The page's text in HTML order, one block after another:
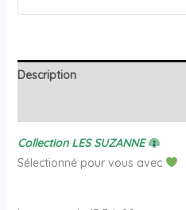
Description
Collection LES SUZANNE
Sélectionné pour vous avec